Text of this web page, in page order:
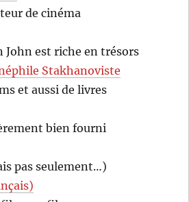
de cinéma
John est riche en trésors
Stakhanoviste
et aussi de livres
bien fourni
pas seulement…)